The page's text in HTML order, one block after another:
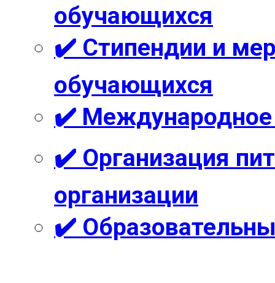
обучающихся
✔️ Стипендии и
обучающихся
✔️ Международное
✔️ Организация
организации
✔️